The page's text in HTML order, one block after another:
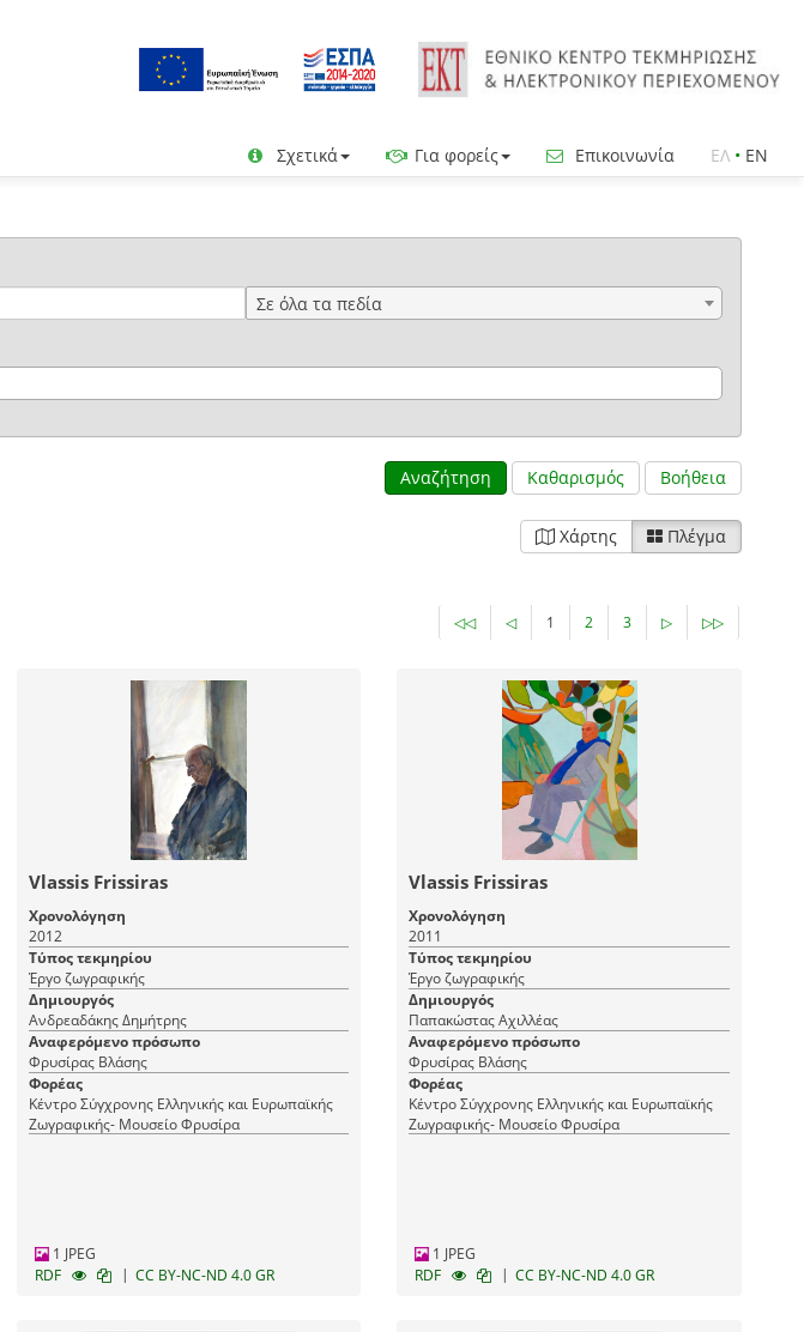
Σχετικά Για φορείς Επικοινωνία ΕΛ • EN
Σε όλα τα πεδία
Αναζήτηση Καθαρισμός Βοήθεια
Χάρτης Πλέγμα
◁◁ ◁ 1 2 3 ▷ ▷▷
Vlassis Frissiras
Χρονολόγηση
2012
Τύπος τεκμηρίου
Έργο ζωγραφικής
Δημιουργός
Ανδρεαδάκης Δημήτρης
Αναφερόμενο πρόσωπο
Φρυσίρας Βλάσης
Φορέας
Κέντρο Σύγχρονης Ελληνικής και Ευρωπαϊκής
Ζωγραφικής- Μουσείο Φρυσίρα
1 JPEG
RDF
| CC BY-NC-ND 4.0 GR
Vlassis Frissiras
Χρονολόγηση
2011
Τύπος τεκμηρίου
Έργο ζωγραφικής
Δημιουργός
Παπακώστας Αχιλλέας
Αναφερόμενο πρόσωπο
Φρυσίρας Βλάσης
Φορέας
Κέντρο Σύγχρονης Ελληνικής και Ευρωπαϊκής
Ζωγραφικής- Μουσείο Φρυσίρα
1 JPEG
RDF
| CC BY-NC-ND 4.0 GR